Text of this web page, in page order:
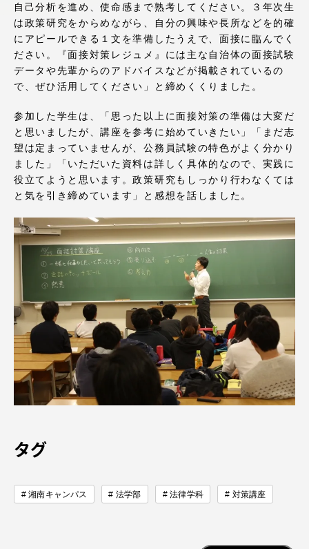
自己分析を進め、使命感まで熟考してください。３年次生
は政策研究をからめながら、自分の興味や長所などを的確
にアピールできる１文を準備したうえで、面接に臨んでく
ださい。『面接対策レジュメ』には主な自治体の面接試験
データや先輩からのアドバイスなどが掲載されているの
で、ぜひ活用してください」と締めくくりました。
参加した学生は、「思った以上に面接対策の準備は大変だ
と思いましたが、講座を参考に始めていきたい」「まだ志
望は定まっていませんが、公務員試験の特色がよく分かり
ました」「いただいた資料は詳しく具体的なので、実践に
役立てようと思います。政策研究もしっかり行わなくては
と気を引き締めています」と感想を話しました。
タグ
湘南キャンパス 法学部 法律学科 対策講座
アクセス情報
品川キャンパス 湘南キャンパス
伊勢原キャンパス 静岡キャンパス
熊本キャンパス
阿蘇くまもと
臨空キャンパス
札幌キャンパス
TOKAIスポーツ